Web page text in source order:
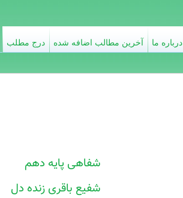
شفاهی پایه دهم
شفیع باقری زنده دل
درج مطلب آخرین مطالب اضافه شده درباره ما